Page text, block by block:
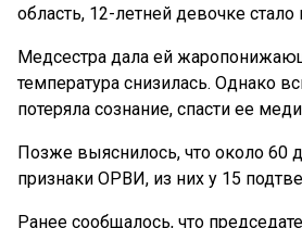
область, 12-летней девочке стало
Медсестра дала ей
температура снизилась. Однако
потеряла сознание, спасти ее
Позже выяснилось, что около 60
признаки ОРВИ, из них у 15
Ранее сообщалось, что